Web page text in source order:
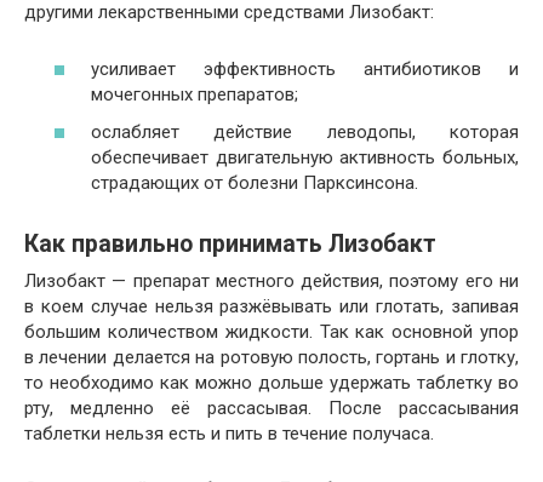
другими лекарственными средствами Лизобакт:
усиливает эффективность антибиотиков и
мочегонных препаратов;
ослабляет действие леводопы, которая
обеспечивает двигательную активность больных,
страдающих от болезни Парксинсона.
Как правильно принимать Лизобакт
Лизобакт — препарат местного действия, поэтому его ни
в коем случае нельзя разжёвывать или глотать, запивая
большим количеством жидкости. Так как основной упор
в лечении делается на ротовую полость, гортань и глотку,
то необходимо как можно дольше удержать таблетку во
рту, медленно её рассасывая. После рассасывания
таблетки нельзя есть и пить в течение получаса.